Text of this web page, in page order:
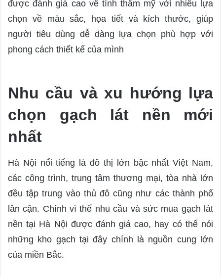
được đánh giá cao về tính thẩm mỹ với nhiều lựa
chọn về màu sắc, họa tiết và kích thước, giúp
người tiêu dùng dễ dàng lựa chọn phù hợp với
phong cách thiết kế của mình
Nhu cầu và xu hướng lựa
chọn gạch lát nền mới
nhất
Hà Nội nổi tiếng là đô thị lớn bậc nhất Việt Nam,
các công trình, trung tâm thương mại, tòa nhà lớn
đều tập trung vào thủ đô cũng như các thành phố
lân cận. Chính vì thế nhu cầu và sức mua gạch lát
nền tại Hà Nội được đánh giá cao, hay có thể nói
những kho gạch tại đây chính là nguồn cung lớn
của miền Bắc.